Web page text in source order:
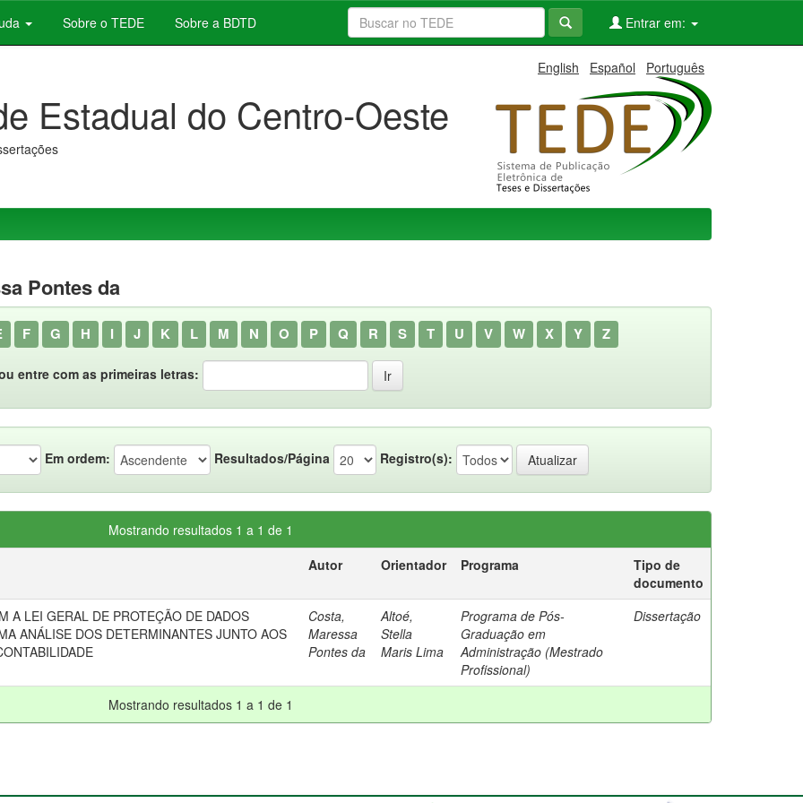
Sobre o TEDE Sobre a BDTD Entrar em:
English Español Português
Estadual do Centro-Oeste
Pontes da
F G H I J K L M N O P Q R S T U V W X Y Z
entre com as primeiras letras:
Em ordem: Resultados/Página Registro(s):
Mostrando resultados 1 a 1 de 1
Autor Orientador Programa
Tipo de
documento
A LEI GERAL DE PROTEÇÃO DE DADOS
ANÁLISE DOS DETERMINANTES JUNTO AOS
Costa,
Maressa
Pontes da
Altoé,
Stella
Maris Lima
Programa de Pós-
Graduação em
Administração (Mestrado
Profissional)
Dissertação
Mostrando resultados 1 a 1 de 1